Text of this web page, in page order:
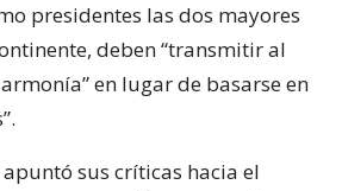
presidentes las dos mayores
deben “transmitir al
en lugar de basarse en
sus críticas hacia el